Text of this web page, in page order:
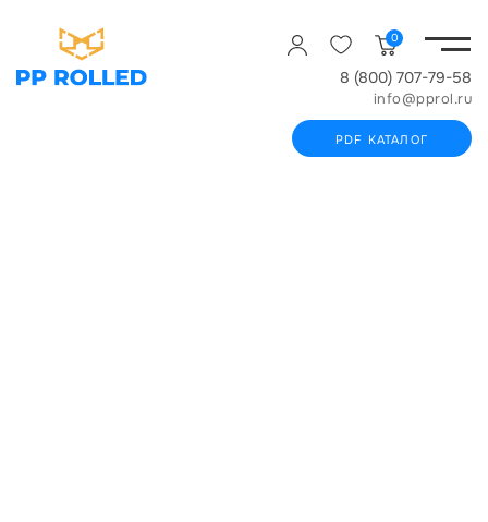
0
8 (800) 707-79-58
info@pprol.ru
PDF КАТАЛОГ